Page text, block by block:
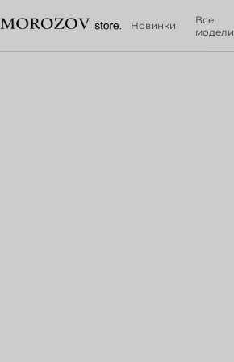
Новинки
Все
модели